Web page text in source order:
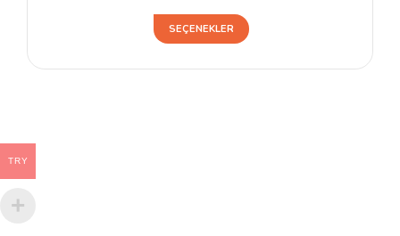
SEÇENEKLER
Bu
birden
TRY